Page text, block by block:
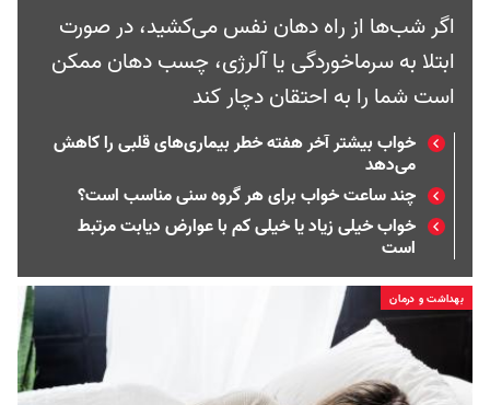
اگر شب‌ها از راه دهان نفس می‌کشید، در صورت
ابتلا به سرماخوردگی یا آلرژی، چسب دهان ممکن
است شما را به احتقان دچار کند
خواب بیشتر آخر هفته‌ خطر بیماری‌های قلبی را کاهش
می‌دهد
چند ساعت خواب برای هر گروه سنی مناسب است؟
خواب خیلی زیاد یا خیلی کم با عوارض دیابت مرتبط
است
بهداشت و درمان